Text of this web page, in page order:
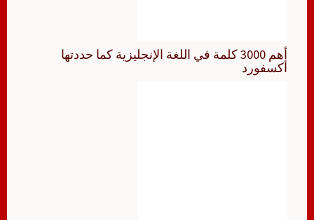
أهم 3000 كلمة في اللغة الإنجليزية كما حددتها
أكسفورد